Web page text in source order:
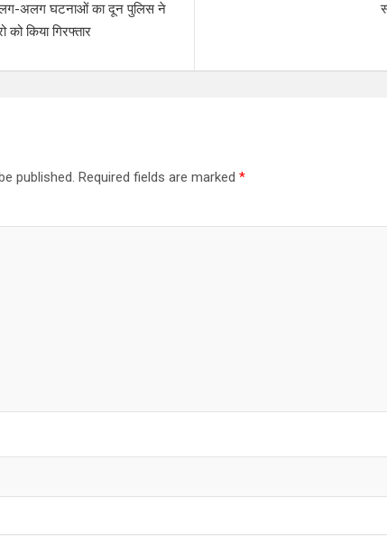
अलग-अलग घटनाओं का दून पुलिस ने
को किया गिरफ्तार
published. Required fields are marked *